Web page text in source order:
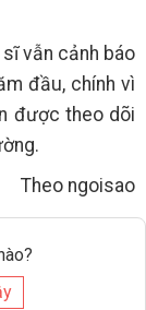
vẫn cảnh báo
đầu, chính vì
được theo dõi
Theo ngoisao